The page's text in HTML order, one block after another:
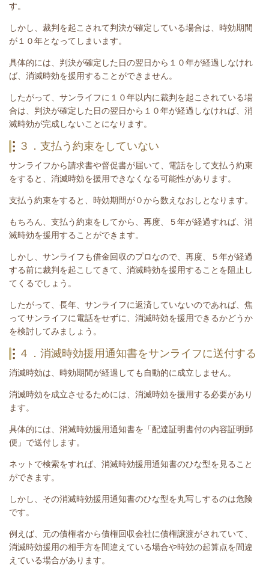
す。
しかし、裁判を起こされて判決が確定している場合は、時効期間
が１０年となってしまいます。
具体的には、判決が確定した日の翌日から１０年が経過しなけれ
ば、消滅時効を援用することができません。
したがって、 サンライフに１０年以内に裁判を起こされている場
合は、 判決が確定した日の翌日から１０年が経過しなければ、消
滅時効が完成しないことになります。
３．支払う約束をしていない
サンライフから請求書や督促書が届いて、電話をして支払う約束
をすると、消滅時効を援用できなくなる可能性があります。
支払う約束をすると、時効期間が０から数えなおしとなります。
もちろん、支払う約束をしてから、再度、５年が経過すれば、消
滅時効を援用することができます。
しかし、 サンライフ も借金回収のプロなので、再度、５年が経過
する前に裁判を起こしてきて、消滅時効を援用することを阻止し
てくるでしょう。
したがって、長年、 サンライフに返済していないのであれば、焦
ってサンライフに電話をせずに、消滅時効を援用できるかどうか
を検討してみましょう。
４．消滅時効援用通知書をサンライフに送付する
消滅時効は、時効期間が経過しても自動的に成立しません。
消滅時効を成立させるためには、消滅時効を援用する必要があり
ます。
具体的には、消滅時効援用通知書を「配達証明書付の内容証明郵
便」で送付します。
ネットで検索をすれば、消滅時効援用通知書のひな型を見ること
ができます。
しかし、その消滅時効援用通知書のひな型を丸写しするのは危険
です。
例えば、元の債権者から債権回収会社に債権譲渡がされていて、
消滅時効援用の相手方を間違えている場合や時効の起算点を間違
えている場合があります。